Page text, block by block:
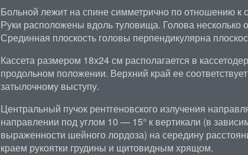
Больной лежит на спине симметрично по отношению к
Руки расположены вдоль туловища. Голова несколько
Срединная плоскость головы перпендикулярна
Кассета размером 18х24 см располагается в
продольном положении. Верхний край ее
затылочному выступу.
Центральный пучок рентгеновского излучения
направлении под углом 10 — 15° к вертикали (в
выраженности шейного лордоза) на середину
краем рукоятки грудины и щитовидным хрящом.